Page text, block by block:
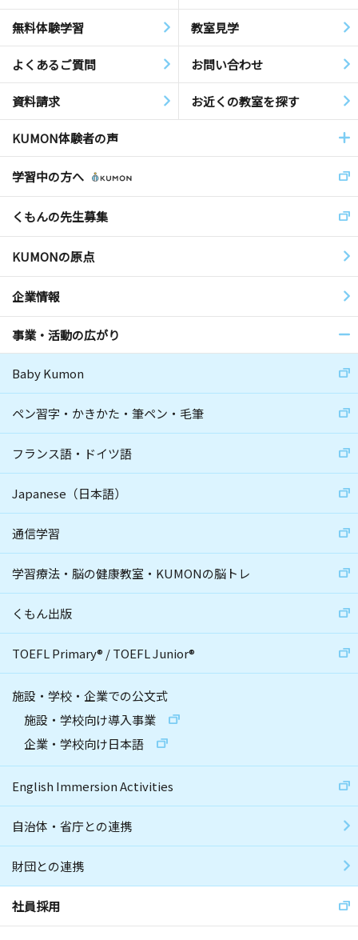
無料体験学習 教室見学
よくあるご質問 お問い合わせ
資料請求 お近くの教室を探す
KUMON体験者の声
学習中の方へ
くもんの先生募集
KUMONの原点
企業情報
事業・活動の広がり
Baby Kumon
ペン習字・かきかた・筆ペン・毛筆
フランス語・ドイツ語
Japanese（日本語）
通信学習
学習療法・脳の健康教室・KUMONの脳トレ
くもん出版
TOEFL Primary® /TOEFL Junior®
施設・学校・企業での公文式
施設・学校向け導入事業
企業・学校向け日本語
English Immersion Activities
自治体・省庁との連携
財団との連携
社員採用